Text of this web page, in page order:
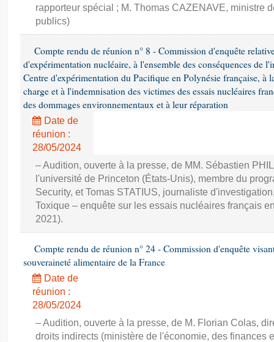
rapporteur spécial ; M. Thomas CAZENAVE, ministre
publics)
Compte rendu de réunion n° 8 - Commission d'enquête
d'expérimentation nucléaire, à l'ensemble des conséquences de
Centre d'expérimentation du Pacifique en Polynésie française, à
charge et à l'indemnisation des victimes des essais nucléaires
des dommages environnementaux et à leur réparation
Date de
réunion :
28/05/2024
– Audition, ouverte à la presse, de MM. Sébastien
l'université de Princeton (États-Unis), membre du
Security, et Tomas STATIUS, journaliste
Toxique – enquête sur les essais nucléaires français
2021).
Compte rendu de réunion n° 24 - Commission d'enquête
souveraineté alimentaire de la France
Date de
réunion :
28/05/2024
– Audition, ouverte à la presse, de M. Florian Colas,
droits indirects (ministère de l'économie, des finances